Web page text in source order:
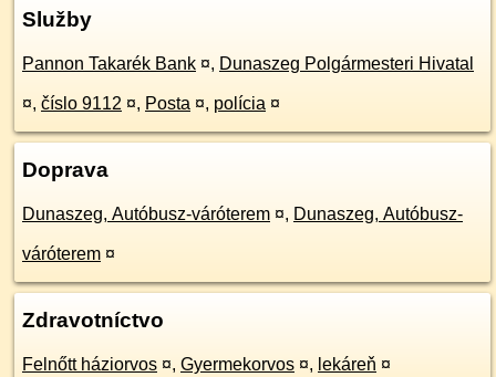
Služby
Pannon Takarék Bank ¤, Dunaszeg Polgármesteri Hivatal
¤, číslo 9112 ¤, Posta ¤, polícia ¤
Doprava
Dunaszeg, Autóbusz-váróterem ¤, Dunaszeg, Autóbusz-
váróterem ¤
Zdravotníctvo
Felnőtt háziorvos ¤, Gyermekorvos ¤, lekáreň ¤